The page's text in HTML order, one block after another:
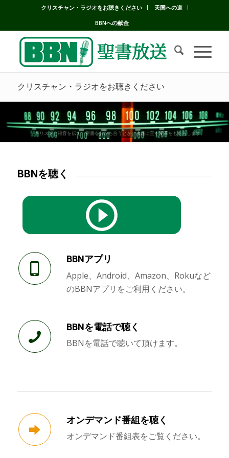
クリスチャン・ラジオをお聴きください
天国への道
BBNへの献金
クリスチャン・ラジオをお聴きください
キリストと福音を伝え、聖書を分かち合うとき、永遠に至る変革をもたらします。
BBNを聴く
BBNアプリ
Apple、Android、Amazon、Rokuなど
のBBNアプリをご利用ください。
BBNを電話で聴く
BBNを電話で聴いて頂けます。
オンデマンド番組を聴く
オンデマンド番組表をご覧ください。